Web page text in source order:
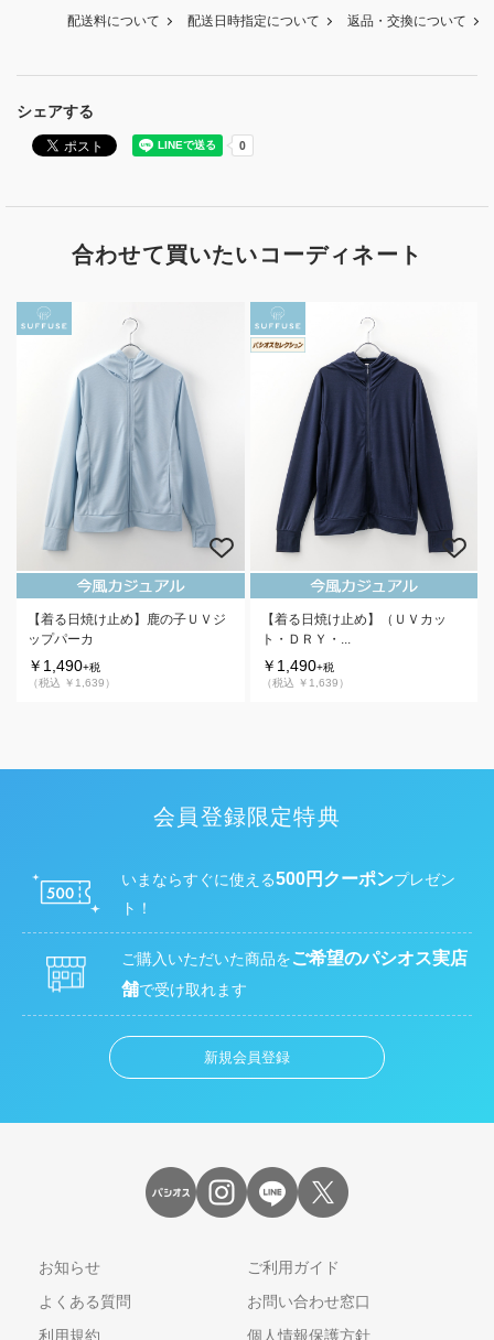
シェアする
配送料について 配送日時指定について 返品・交換について
合わせて買いたいコーディネート
【着る日焼け止め】鹿の子ＵＶジ
ップパーカ
￥1,490+税
（税込 ￥1,639）
【着る日焼け止め】（ＵＶカッ
ト・ＤＲＹ・...
￥1,490+税
（税込 ￥1,639）
会員登録限定特典
いまならすぐに使える500円クーポンプレゼン
ト！
ご購入いただいた商品をご希望のパシオス実店
舗で受け取れます
新規会員登録
お知らせ
ご利用ガイド
よくある質問
お問い合わせ窓口
利用規約
個人情報保護方針